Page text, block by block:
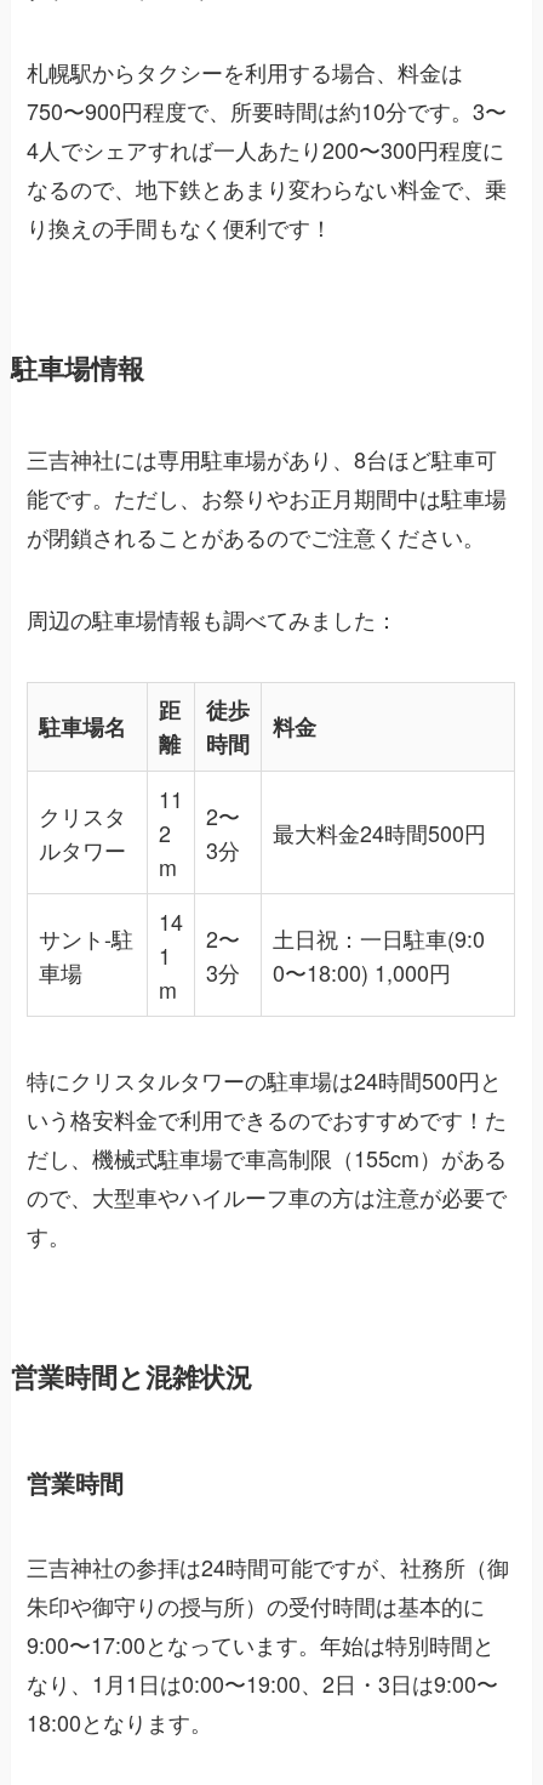
札幌駅からタクシーを利用する場合、料金は
750〜900円程度で、所要時間は約10分です。3〜
4人でシェアすれば一人あたり200〜300円程度に
なるので、地下鉄とあまり変わらない料金で、乗
り換えの手間もなく便利です！
駐車場情報
三吉神社には専用駐車場があり、8台ほど駐車可
能です。ただし、お祭りやお正月期間中は駐車場
が閉鎖されることがあるのでご注意ください。
周辺の駐車場情報も調べてみました：
駐車場名
距
離
徒歩
時間
料金
クリスタ
ルタワー
11
2
m
2〜
3分
最大料金24時間500円
サント-駐
車場
14
1
m
2〜
3分
土日祝：一日駐車(9:0
0〜18:00) 1,000円
特にクリスタルタワーの駐車場は24時間500円と
いう格安料金で利用できるのでおすすめです！た
だし、機械式駐車場で車高制限（155cm）がある
ので、大型車やハイルーフ車の方は注意が必要で
す。
営業時間と混雑状況
営業時間
三吉神社の参拝は24時間可能ですが、社務所（御
朱印や御守りの授与所）の受付時間は基本的に
9:00〜17:00となっています。年始は特別時間と
なり、1月1日は0:00〜19:00、2日・3日は9:00〜
18:00となります。